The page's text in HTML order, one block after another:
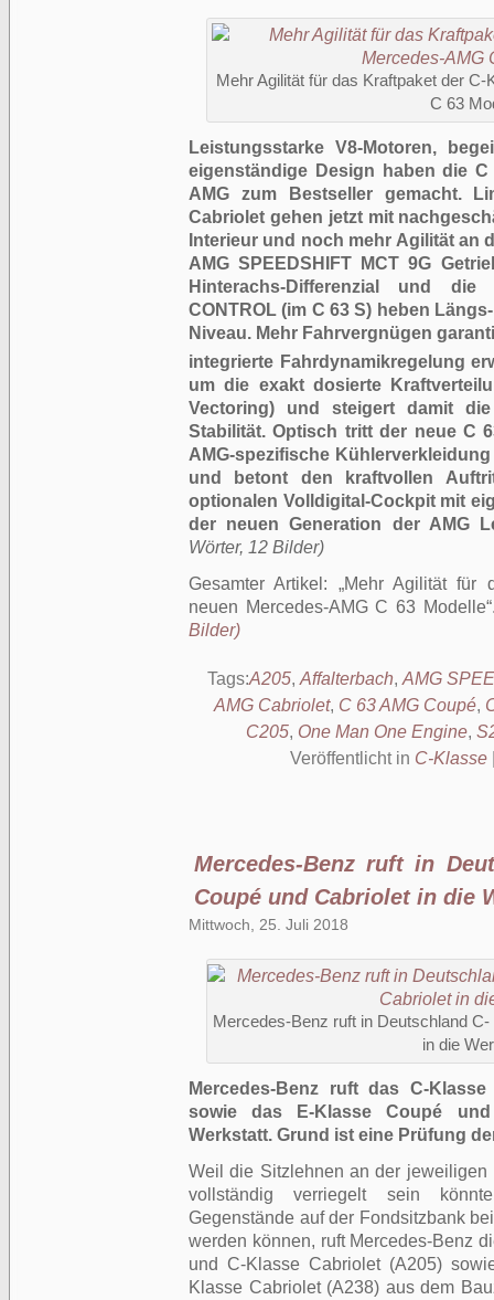
Mehr Agilität für das Kraftpaket der
C 63
Leistungsstarke V8-Motoren,
eigenständige Design haben die
AMG zum Bestseller gemacht.
Cabriolet gehen jetzt mit
Interieur und noch mehr Agilität an
AMG SPEEDSHIFT MCT 9G
Hinterachs-Differenzial und die
CONTROL (im C 63 S) heben
Niveau. Mehr Fahrvergnügen
integrierte Fahrdynamikregelung
um die exakt dosierte
Vectoring) und steigert damit
Stabilität. Optisch tritt der neue C
AMG-spezifische
und betont den kraftvollen
optionalen Volldigital-Cockpit mit
der neuen Generation der AMG
Wörter, 12 Bilder)
Gesamter Artikel:
Mehr Agilität für
neuen Mercedes-AMG C 63 Modelle
Bilder)
Tags:A205, Affalterbach, AMG
AMG Cabriolet, C 63 AMG Coupé,
C205, One Man One Engine,
Veröffentlicht in C-Klasse
Mercedes-Benz ruft in
Coupé und Cabriolet in die
Mittwoch, 25. Juli 2018
Mercedes-Benz ruft in Deutschland
in die
Mercedes-Benz ruft das C-
sowie das E-Klasse Coupé
Werkstatt. Grund ist eine Prüfung
Weil die Sitzlehnen an der jeweiligen
vollständig verriegelt sein
Gegenstände auf der Fondsitzbank
werden können, ruft Mercedes-Benz
und C-Klasse Cabriolet (A205)
Klasse Cabriolet (A238) aus dem